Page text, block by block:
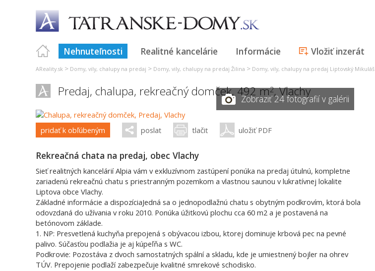
Nehnuteľnosti Realitné kancelárie Informácie Vložiť inzerát
AReality.sk > Domy, vily, chalupy na predaj > Domy, vily, chalupy na predaj Žilina > Domy, vily, chalupy na predaj Liptovský Mikuláš
Predaj, chalupa, rekreačný domček, 492 m2,Vlachy
Zobraziť 24 fotografií v galérii
pridať k obľúbeným poslať tlačiť uložiť PDF
Rekreačná chata na predaj, obec Vlachy
Sieť realitných kancelárií Alpia vám v exkluzívnom zastúpení ponúka na predaj útulnú, kompletne
zariadenú rekreačnú chatu s priestranným pozemkom a vlastnou saunou v lukratívnej lokalite
Liptova obce Vlachy.
Základné informácie a dispozíciaJedná sa o jednopodlažnú chatu s obytným podkrovím, ktorá bola
odovzdaná do užívania v roku 2010. Ponúka úžitkovú plochu cca 60 m2 a je postavená na
betónovom základe.
1. NP: Presvetlená kuchyňa prepojená s obývacou izbou, ktorej dominuje krbová pec na pevné
palivo. Súčasťou podlažia je aj kúpeľňa s WC.
Podkrovie: Pozostáva z dvoch samostatných spální a skladu, kde je umiestnený bojler na ohrev
TÚV. Prepojenie podlaží zabezpečuje kvalitné smrekové schodisko.